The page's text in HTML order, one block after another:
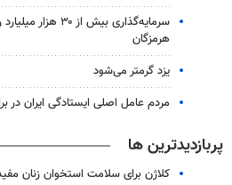
سرمایه‌گذاری بیش
هرمزگان
یزد گرمتر می‌شود
مردم عامل اصلی ایستادگی ایران در
پربازدیدترین ها
کلاژن برای سلامت استخوان زنان